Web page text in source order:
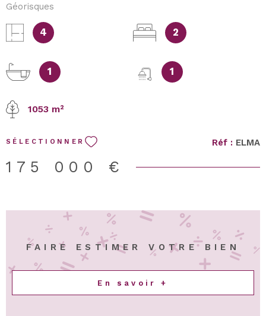
Géorisques
4 2
1 1
1053 m²
SÉLECTIONNER Réf : ELMA
175 000 €
FAIRE ESTIMER VOTRE BIEN
En savoir +